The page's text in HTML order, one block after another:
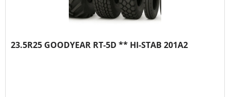
23.5R25 GOODYEAR RT-5D ** HI-STAB 201A2